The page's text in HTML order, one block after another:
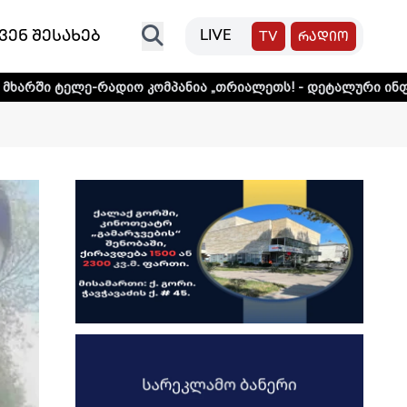
შესახებ LIVE TV რადიო
კომპანია „თრიალეთს! - დეტალური